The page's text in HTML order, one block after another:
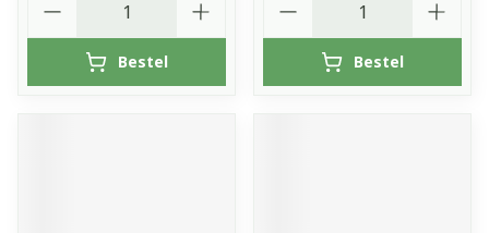
Bestel Bestel